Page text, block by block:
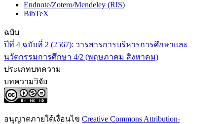
Endnote/Zotero/Mendeley (RIS)
BibTeX
ฉบับ
ปีที่ 4 ฉบับที่ 2 (2567): วารสารการบริหารการศึกษาและ
นวัตกรรมการศึกษา 4/2 (พฤษภาคม สิงหาคม)
ประเภทบทความ
บทความวิจัย
อนุญาตภายใต้เงื่อนไข Creative Commons Attribution-